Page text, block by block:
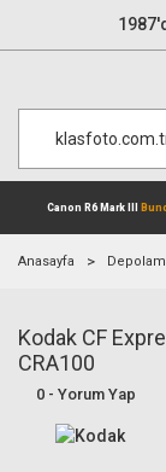
Canon
Anasayfa
Kodak CF
CRA100
0 - Yorum Yap